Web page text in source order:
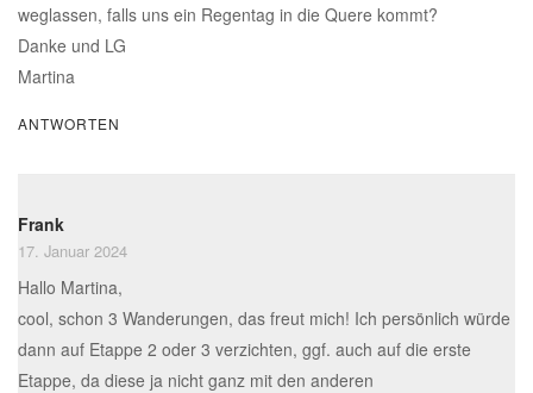
weglassen, falls uns ein Regentag in die Quere kommt?
Danke und LG
Martina
ANTWORTEN
Frank
17. Januar 2024
Hallo Martina,
cool, schon 3 Wanderungen, das freut mich! Ich persönlich würde
dann auf Etappe 2 oder 3 verzichten, ggf. auch auf die erste
Etappe, da diese ja nicht ganz mit den anderen